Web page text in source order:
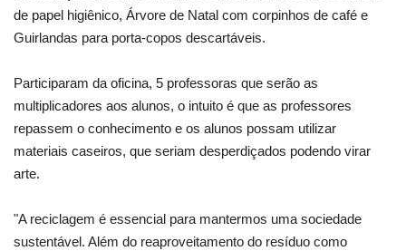
de papel higiênico, Árvore de Natal com corpinhos de café e
Guirlandas para porta-copos descartáveis.
Participaram da oficina, 5 professoras que serão as
multiplicadores aos alunos, o intuito é que as professores
repassem o conhecimento e os alunos possam utilizar
materiais caseiros, que seriam desperdiçados podendo virar
arte.
"A reciclagem é essencial para mantermos uma sociedade
sustentável. Além do reaproveitamento do resíduo como